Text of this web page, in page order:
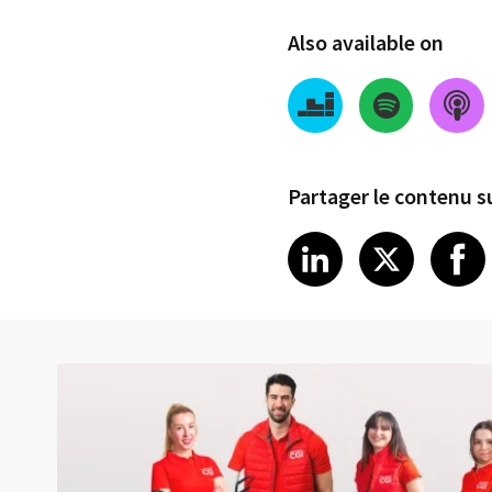
Also available on
Partager le contenu
Share on
LinkedIn
Share
X